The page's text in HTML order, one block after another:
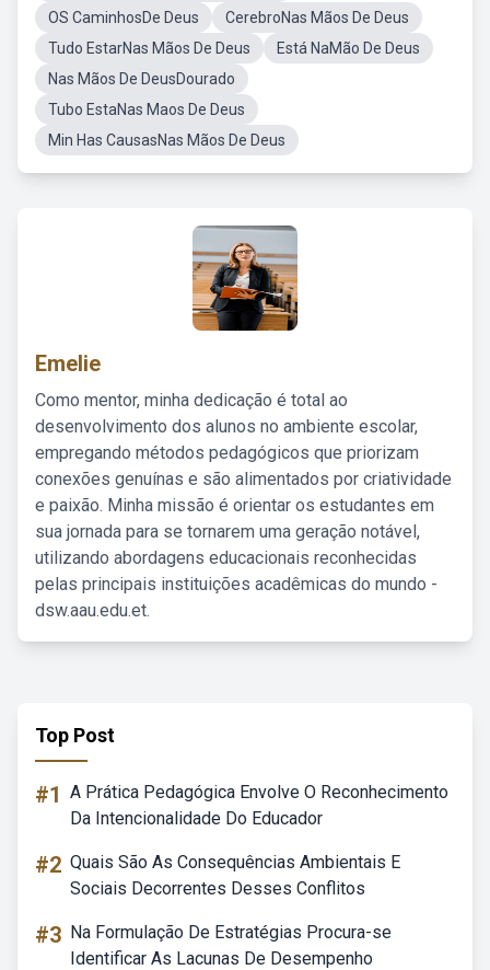
OS CaminhosDe Deus
CerebroNas Mãos De Deus
Tudo EstarNas Mãos De Deus
Está NaMão De Deus
Nas Mãos De DeusDourado
Tubo EstaNas Maos De Deus
Min Has CausasNas Mãos De Deus
Emelie
Como mentor, minha dedicação é total ao
desenvolvimento dos alunos no ambiente escolar,
empregando métodos pedagógicos que priorizam
conexões genuínas e são alimentados por criatividade
e paixão. Minha missão é orientar os estudantes em
sua jornada para se tornarem uma geração notável,
utilizando abordagens educacionais reconhecidas
pelas principais instituições acadêmicas do mundo -
dsw.aau.edu.et.
Top Post
#1 A Prática Pedagógica Envolve O Reconhecimento
Da Intencionalidade Do Educador
#2 Quais São As Consequências Ambientais E
Sociais Decorrentes Desses Conflitos
#3 Na Formulação De Estratégias Procura-se
Identificar As Lacunas De Desempenho